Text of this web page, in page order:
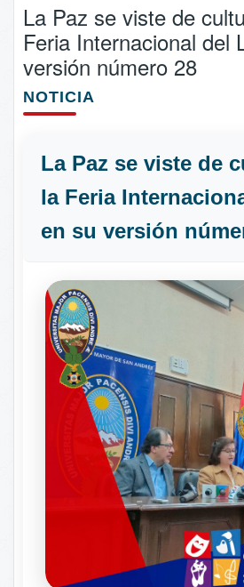
La Paz se viste de
Feria Internacional del
versión número 28
NOTICIA
La Paz se viste de
la Feria
en su versión